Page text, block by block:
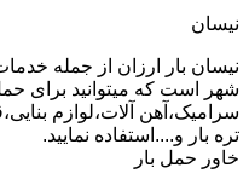
نیسان
نیسان بار ارزان از جمله
شهر است که میتوانید برای
سرامیک،آهن آلات،لوازم
تره بار و....استفاده نمایید.
خاور حمل بار